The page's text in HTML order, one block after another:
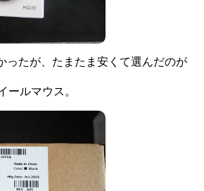
ったが、たまたま安くて選んだのが
ールマウス。